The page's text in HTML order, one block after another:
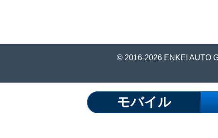
© 2016-2026 ENKEI AUTO
モバイル